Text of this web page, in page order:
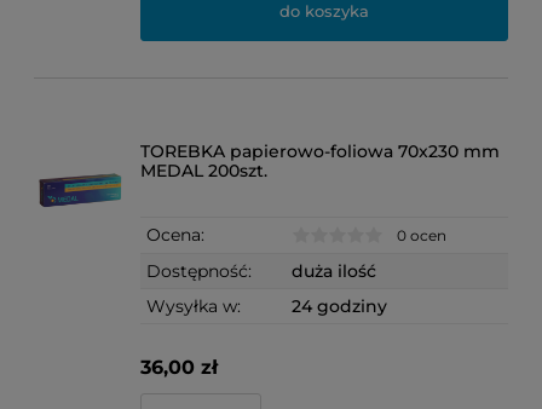
do koszyka
TOREBKA papierowo-foliowa 70x230 mm
MEDAL 200szt.
Ocena: 0 ocen
Dostępność:
duża ilość
Wysyłka w:
24 godziny
36,00 zł